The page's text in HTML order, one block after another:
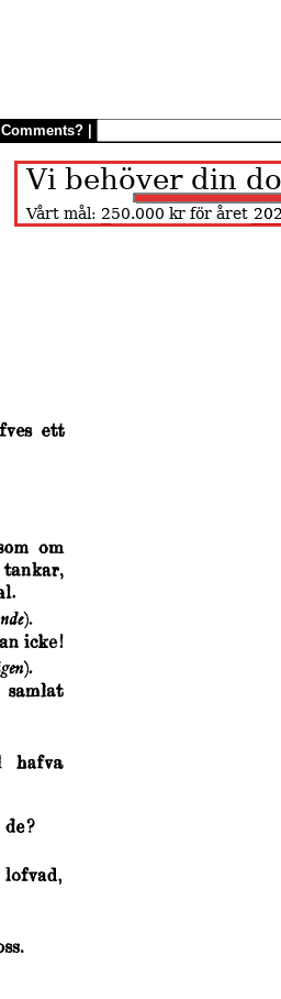
Comments?